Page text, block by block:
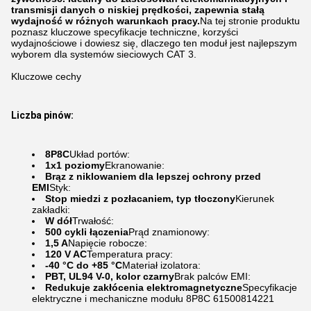
transmisji danych o niskiej prędkości, zapewnia stałą
wydajność w różnych warunkach pracy.Na tej stronie produktu
poznasz kluczowe specyfikacje techniczne, korzyści
wydajnościowe i dowiesz się, dlaczego ten moduł jest najlepszym
wyborem dla systemów sieciowych CAT 3.
Kluczowe cechy
Liczba pinów:
8P8CUkład portów:
1x1 poziomyEkranowanie:
Brąz z niklowaniem dla lepszej ochrony przed
EMIStyk:
Stop miedzi z pozłacaniem, typ tłoczonyKierunek
zakładki:
W dółTrwałość:
500 cykli łączeniaPrąd znamionowy:
1,5 ANapięcie robocze:
120 V ACTemperatura pracy:
-40 °C do +85 °CMateriał izolatora:
PBT, UL94 V-0, kolor czarnyBrak palców EMI:
Redukuje zakłócenia elektromagnetyczneSpecyfikacje
elektryczne i mechaniczne modułu 8P8C 61500814221